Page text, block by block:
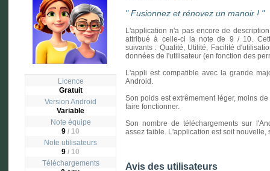
Licence
Gratuit
Version Android
Variable
Note équipe
9 / 10
Note utilisateurs
9 / 10
Téléchargements
"Fusionnez et rénovez un manoir ! "
L'application n'a pas encore de
attribué à celle-ci la note de 9 / 10.
suivants : Qualité, Utilité, Facilité
données de l'utilisateur (en fonction des
L'appli est compatible avec la grande
Android.
Son poids est extrêmement léger, moins
faire fonctionner.
Son nombre de téléchargements sur
assez faible. L'application est soit
Avis des utilisateurs